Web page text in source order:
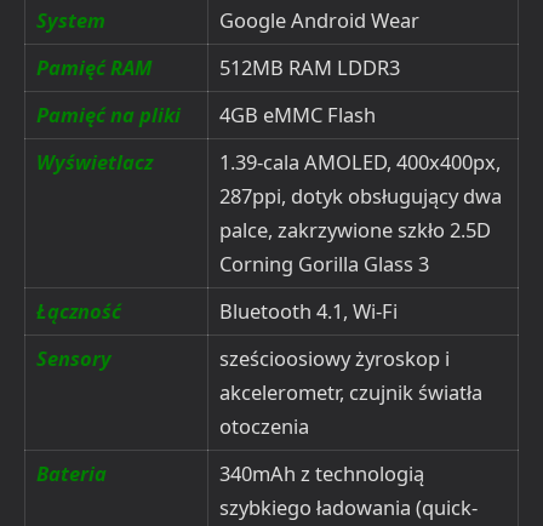
System
Google Android Wear
Pamięć RAM
512MB RAM LDDR3
Pamięć na pliki
4GB eMMC Flash
Wyświetlacz
1.39-cala AMOLED, 400x400px,
287ppi, dotyk obsługujący dwa
palce, zakrzywione szkło 2.5D
Corning Gorilla Glass 3
Łączność
Bluetooth 4.1, Wi-Fi
Sensory
sześcioosiowy żyroskop i
akcelerometr, czujnik światła
otoczenia
Bateria
340mAh z technologią
szybkiego ładowania (quick-